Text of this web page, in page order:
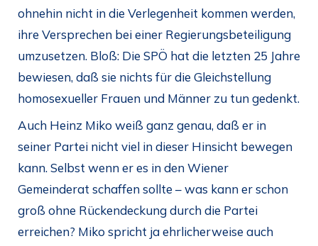
ohnehin nicht in die Verlegenheit kommen werden,
ihre Versprechen bei einer Regierungsbeteiligung
umzusetzen. Bloß: Die SPÖ hat die letzten 25 Jahre
bewiesen, daß sie nichts für die Gleichstellung
homosexueller Frauen und Männer zu tun gedenkt.
Auch Heinz Miko weiß ganz genau, daß er in
seiner Partei nicht viel in dieser Hinsicht bewegen
kann. Selbst wenn er es in den Wiener
Gemeinderat schaffen sollte – was kann er schon
groß ohne Rückendeckung durch die Partei
erreichen? Miko spricht ja ehrlicherweise auch